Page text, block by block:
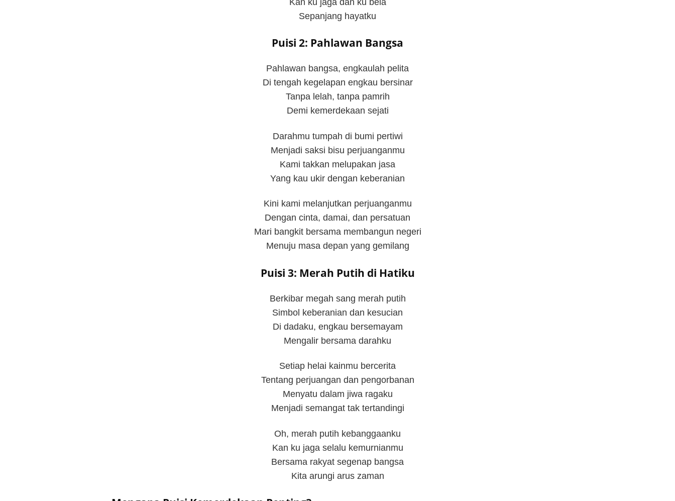
Sepanjang hayatku
Puisi 2: Pahlawan Bangsa
Pahlawan bangsa, engkaulah pelita
Di tengah kegelapan engkau bersinar
Tanpa lelah, tanpa pamrih
Demi kemerdekaan sejati
Darahmu tumpah di bumi pertiwi
Menjadi saksi bisu perjuanganmu
Kami takkan melupakan jasa
Yang kau ukir dengan keberanian
Kini kami melanjutkan perjuanganmu
Dengan cinta, damai, dan persatuan
Mari bangkit bersama membangun negeri
Menuju masa depan yang gemilang
Puisi 3: Merah Putih di Hatiku
Berkibar megah sang merah putih
Simbol keberanian dan kesucian
Di dadaku, engkau bersemayam
Mengalir bersama darahku
Setiap helai kainmu bercerita
Tentang perjuangan dan pengorbanan
Menyatu dalam jiwa ragaku
Menjadi semangat tak tertandingi
Oh, merah putih kebanggaanku
Kan ku jaga selalu kemurnianmu
Bersama rakyat segenap bangsa
Kita arungi arus zaman